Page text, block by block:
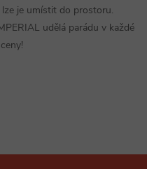
je umístit do prostoru.
udělá parádu v každé